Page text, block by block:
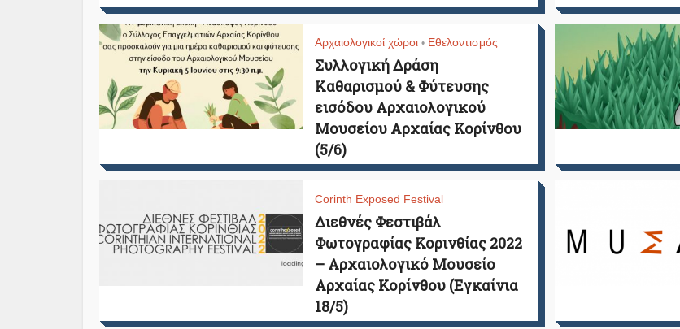
Αρχαιολογικοί χώροι • Εθελοντισμός
Συλλογική Δράση
Καθαρισμού & Φύτευσης
εισόδου Αρχαιολογικού
Μουσείου Αρχαίας Κορίνθου
(5/6)
Corinth Exposed Festival
Διεθνές Φεστιβάλ
Φωτογραφίας Κορινθίας 2022
– Αρχαιολογικό Μουσείο
Αρχαίας Κορίνθου (Εγκαίνια
18/5)